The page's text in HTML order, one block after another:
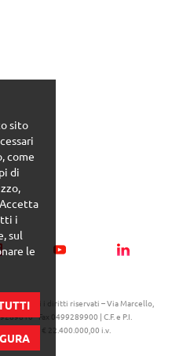
// Tutti i diritti riservati – Via Marcello,
- Fax 0499289900 | C.F. e P.I.
Cap. Soc. € 22.400.000,00 i.v.
sito
come
di
i
sul
le